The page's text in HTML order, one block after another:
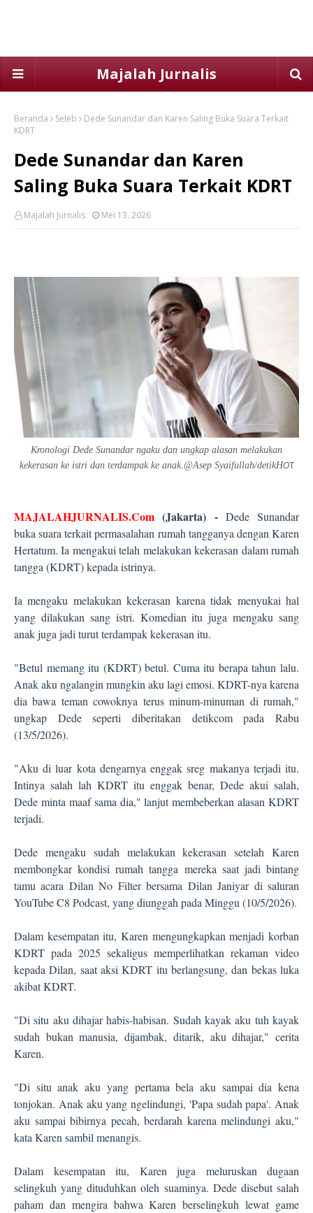
Majalah Jurnalis
Beranda Seleb
Dede Sunandar dan Karen Saling Buka Suara Terkait
KDRT
Dede Sunandar dan Karen
Saling Buka Suara Terkait KDRT
Majalah Jurnalis Mei 13, 2026
Kronologi Dede Sunandar ngaku dan ungkap alasan melakukan
kekerasan ke istri dan terdampak ke anak.@Asep Syaifullah/detikHOT
MAJALAHJURNALIS.Com(Jakarta) - Dede Sunandar
buka suara terkait permasalahan rumah tangganya dengan Karen
Hertatum. Ia mengakui telah melakukan kekerasan dalam rumah
tangga (KDRT) kepada istrinya.
Ia mengaku melakukan kekerasan karena tidak menyukai hal
yang dilakukan sang istri. Komedian itu juga mengaku sang
anak juga jadi turut terdampak kekerasan itu.
"Betul memang itu (KDRT) betul. Cuma itu berapa tahun lalu.
Anak aku ngalangin mungkin aku lagi emosi. KDRT-nya karena
dia bawa teman cowoknya terus minum-minuman di rumah,"
ungkap Dede seperti diberitakan detikcom pada Rabu
(13/5/2026).
"Aku di luar kota dengarnya enggak sreg makanya terjadi itu.
Intinya salah lah KDRT itu enggak benar, Dede akui salah,
Dede minta maaf sama dia," lanjut membeberkan alasan KDRT
terjadi.
Dede mengaku sudah melakukan kekerasan setelah Karen
membongkar kondisi rumah tangga mereka saat jadi bintang
tamu acara Dilan No Filter bersama Dilan Janiyar di saluran
YouTube C8 Podcast, yang diunggah pada Minggu (10/5/2026).
Dalam kesempatan itu, Karen mengungkapkan menjadi korban
KDRT pada 2025 sekaligus memperlihatkan rekaman video
kepada Dilan, saat aksi KDRT itu berlangsung, dan bekas luka
akibat KDRT.
"Di situ aku dihajar habis-habisan. Sudah kayak aku tuh kayak
sudah bukan manusia, dijambak, ditarik, aku dihajar," cerita
Karen.
"Di situ anak aku yang pertama bela aku sampai dia kena
tonjokan. Anak aku yang ngelindungi, 'Papa sudah papa'. Anak
aku sampai bibirnya pecah, berdarah karena melindungi aku,"
kata Karen sambil menangis.
Dalam kesempatan itu, Karen juga meluruskan dugaan
selingkuh yang dituduhkan oleh suaminya. Dede disebut salah
paham dan mengira bahwa Karen berselingkuh lewat game